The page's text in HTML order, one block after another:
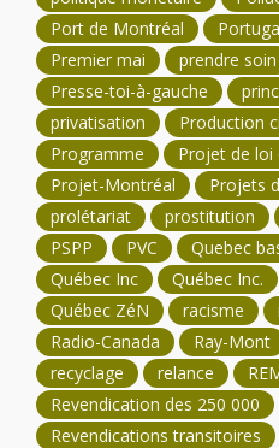
Port de Montréal
Premier mai
prendre soin
Presse-toi-à-gauche
privatisation
Production
Programme
Projet de loi
Projet-Montréal
Projets
prolétariat
prostitution
PSPP
PVC Quebec
Québec Inc
Québec Inc.
Québec ZéN
racisme
Radio-Canada
Ray-Mont
recyclage
relance
Revendication des 250 000
Revendications transitoires